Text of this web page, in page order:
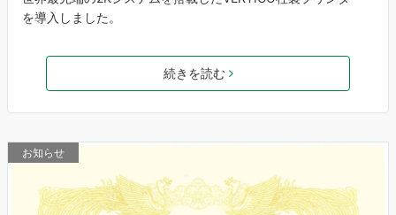
を導入しました。
続きを読む
お知らせ